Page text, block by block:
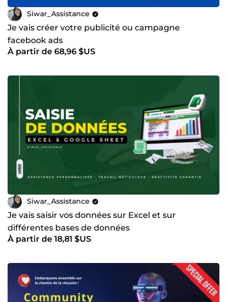
Siwar_Assistance
Je vais créer votre publicité ou campagne
facebook ads
À partir de 68,96 $US
Siwar_Assistance
Je vais saisir vos données sur Excel et sur
différentes bases de données
À partir de 18,81 $US